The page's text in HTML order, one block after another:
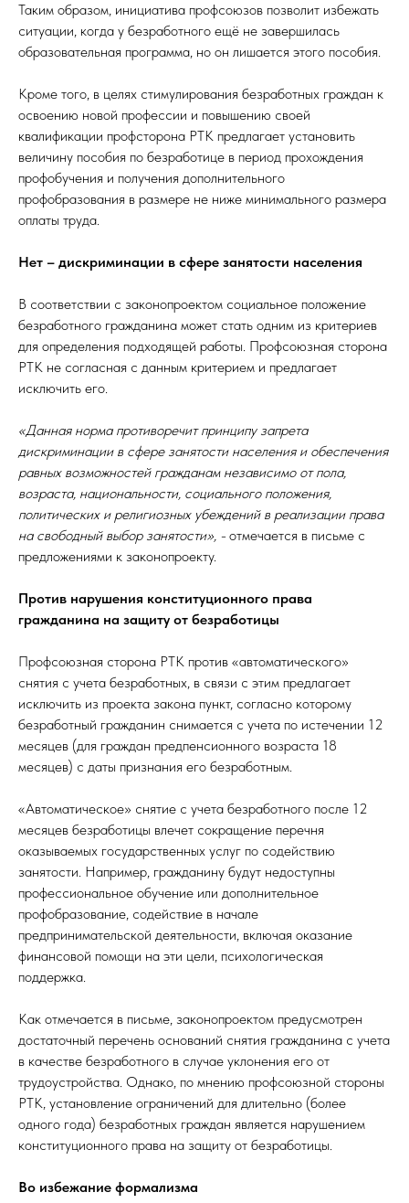
Таким образом, инициатива профсоюзов позволит избежать
ситуации, когда у безработного ещё не завершилась
образовательная программа, но он лишается этого пособия.
Кроме того, в целях стимулирования безработных граждан к
освоению новой профессии и повышению своей
квалификации профсторона РТК предлагает установить
величину пособия по безработице в период прохождения
профобучения и получения дополнительного
профобразования в размере не ниже минимального размера
оплаты труда.
Нет – дискриминации в сфере занятости населения
В соответствии с законопроектом социальное положение
безработного гражданина может стать одним из критериев
для определения подходящей работы. Профсоюзная сторона
РТК не согласная с данным критерием и предлагает
исключить его.
«Данная норма противоречит принципу запрета
дискриминации в сфере занятости населения и обеспечения
равных возможностей гражданам независимо от пола,
возраста, национальности, социального положения,
политических и религиозных убеждений в реализации права
на свободный выбор занятости», - отмечается в письме с
предложениями к законопроекту.
Против нарушения конституционного права
гражданина на защиту от безработицы
Профсоюзная сторона РТК против «автоматического»
снятия с учета безработных, в связи с этим предлагает
исключить из проекта закона пункт, согласно которому
безработный гражданин снимается с учета по истечении 12
месяцев (для граждан предпенсионного возраста 18
месяцев) с даты признания его безработным.
«Автоматическое» снятие с учета безработного после 12
месяцев безработицы влечет сокращение перечня
оказываемых государственных услуг по содействию
занятости. Например, гражданину будут недоступны
профессиональное обучение или дополнительное
профобразование, содействие в начале
предпринимательской деятельности, включая оказание
финансовой помощи на эти цели, психологическая
поддержка.
Как отмечается в письме, законопроектом предусмотрен
достаточный перечень оснований снятия гражданина с учета
в качестве безработного в случае уклонения его от
трудоустройства. Однако, по мнению профсоюзной стороны
РТК, установление ограничений для длительно (более
одного года) безработных граждан является нарушением
конституционного права на защиту от безработицы.
Во избежание формализма